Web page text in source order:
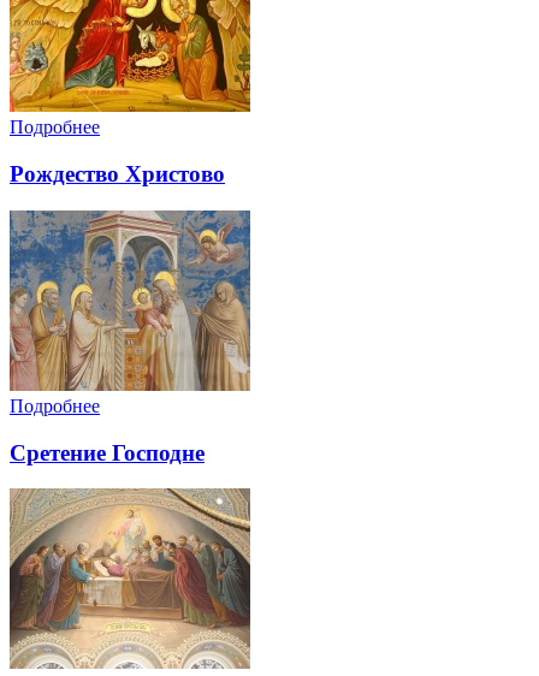
Подробнее
Рождество Христово
Подробнее
Сретение Господне